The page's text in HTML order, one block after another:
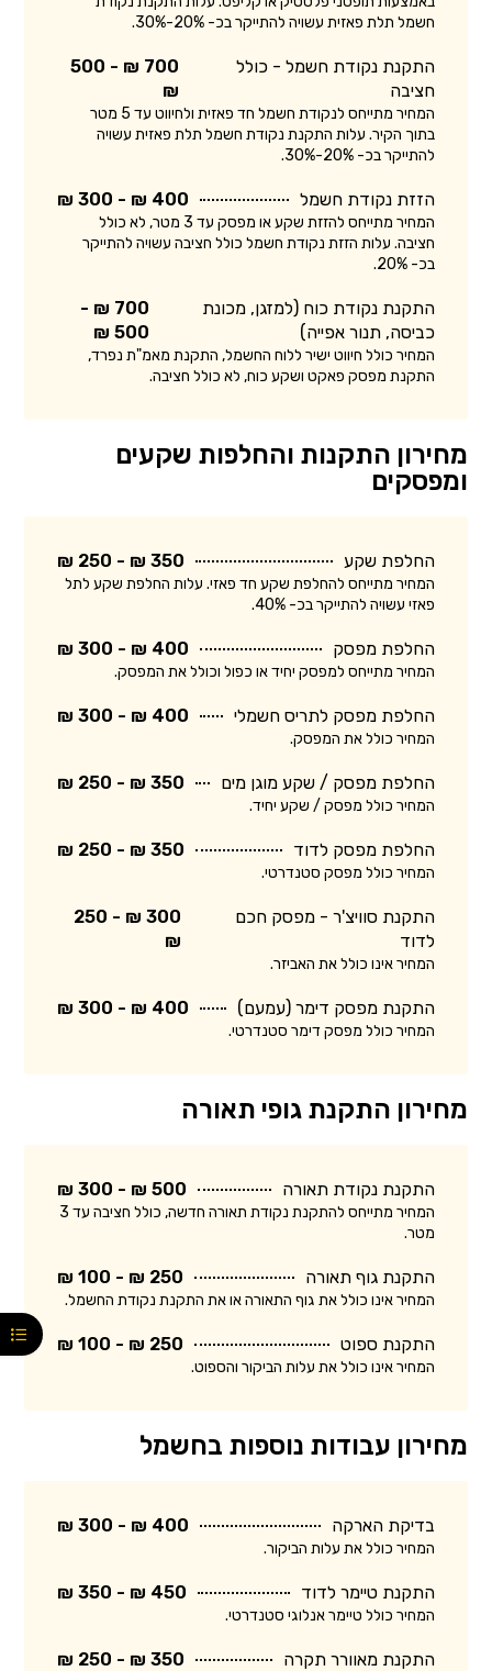
חשמל תלת פאזית עשויה להתייקר בכ- 20%-30%.
התקנת נקודת חשמל - כולל
חציבה
700 ₪ - 500
₪
המחיר מתייחס לנקודת חשמל חד פאזית ולחיווט עד 5 מטר
בתוך הקיר. עלות התקנת נקודת חשמל תלת פאזית עשויה
להתייקר בכ- 20%-30%.
הזזת נקודת חשמל 400 ₪ - 300 ₪
המחיר מתייחס להזזת שקע או מפסק עד 3 מטר, לא כולל
חציבה. עלות הזזת נקודת חשמל כולל חציבה עשויה להתייקר
בכ- 20%.
התקנת נקודת כוח (למזגן, מכונת
כביסה, תנור אפייה)
700 ₪ -
500 ₪
המחיר כולל חיווט ישיר ללוח החשמל, התקנת מאמ"ת נפרד,
התקנת מפסק פאקט ושקע כוח, לא כולל חציבה.
מחירון התקנות והחלפות שקעים
ומפסקים
החלפת שקע 350 ₪ - 250 ₪
המחיר מתייחס להחלפת שקע חד פאזי. עלות החלפת שקע לתל
פאזי עשויה להתייקר בכ- 40%.
החלפת מפסק 400 ₪ - 300 ₪
המחיר מתייחס למפסק יחיד או כפול וכולל את המפסק.
החלפת מפסק לתריס חשמלי 400 ₪ - 300 ₪
המחיר כולל את המפסק.
החלפת מפסק / שקע מוגן מים 350 ₪ - 250 ₪
המחיר כולל מפסק / שקע יחיד.
החלפת מפסק לדוד 350 ₪ - 250 ₪
המחיר כולל מפסק סטנדרטי.
התקנת סוויצ'ר - מפסק חכם
לדוד
300 ₪ - 250
₪
המחיר אינו כולל את האביזר.
התקנת מפסק דימר (עמעם) 400 ₪ - 300 ₪
המחיר כולל מפסק דימר סטנדרטי.
מחירון התקנת גופי תאורה
התקנת נקודת תאורה 500 ₪ - 300 ₪
המחיר מתייחס להתקנת נקודת תאורה חדשה, כולל חציבה עד 3
מטר.
התקנת גוף תאורה 250 ₪ - 100 ₪
המחיר אינו כולל את גוף התאורה או את התקנת נקודת החשמל.
התקנת ספוט 250 ₪ - 100 ₪
המחיר אינו כולל את עלות הביקור והספוט.
מחירון עבודות נוספות בחשמל
בדיקת הארקה 400 ₪ - 300 ₪
המחיר כולל את עלות הביקור.
התקנת טיימר לדוד 450 ₪ - 350 ₪
המחיר כולל טיימר אנלוגי סטנדרטי.
התקנת מאוורר תקרה 350 ₪ - 250 ₪